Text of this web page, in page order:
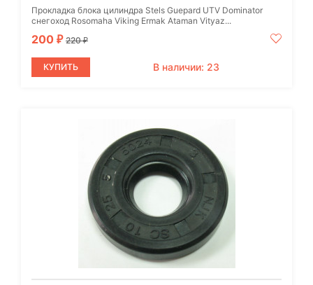
Прокладка блока цилиндра Stels Guepard UTV Dominator
снегоход Rosomaha Viking Ermak Ataman Vityaz...
200 ₽ 220₽
КУПИТЬ В наличии: 23